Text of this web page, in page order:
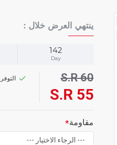
ينتهي العرض خلال :
142
Day
S.R 55
S.R 60 التوفر:
مقاومة